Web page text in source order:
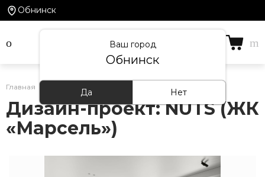
Обнинск
Ваш город
Обнинск
Да Нет
Главная Проекты
Дизайн-проект: NUTS (ЖК
«Марсель»)